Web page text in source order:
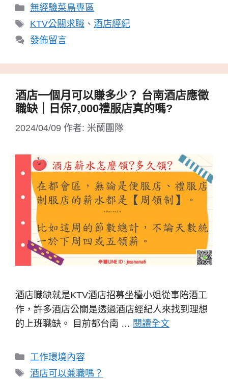
分
類
無經驗菜鳥專區
標
籤
KTV公關求職、 酒店經紀
發佈留言
酒店一個月可以賺多少？ 台南酒店應徵
職缺｜日保7,000禮服店真的嗎?
2024/04/09 作者: 米蘭團隊
酒店職缺就是KTV酒店招募坐檯小姐從事陪酒工
作，許多酒店公關是透過酒店經紀人來找到理想
的上班職缺。 目前都台南 … 閱讀全文
分
類
工作環境內容
標
酒店可以兼職嗎？